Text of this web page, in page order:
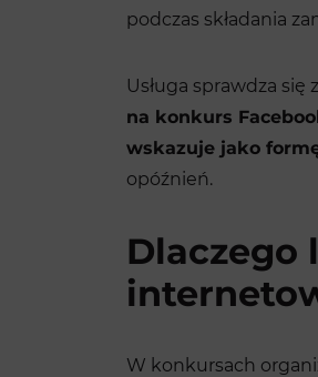
podczas składania
Usługa sprawdza
na konkurs
wskazuje jako
opóźnień.
Dlaczego
W konkursach